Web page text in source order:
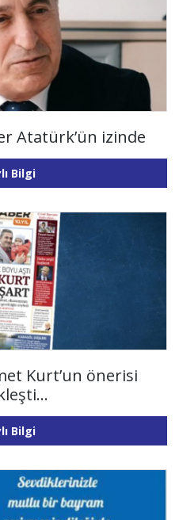
Atatürk’ün izinde
Bilgi
Kurt’un önerisi
Bilgi